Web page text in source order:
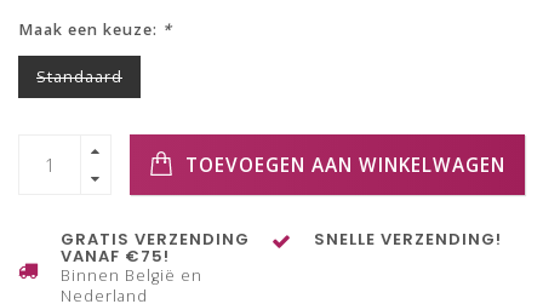
Maak een keuze: *
Standaard
TOEVOEGEN AAN WINKELWAGEN
GRATIS VERZENDING
VANAF €75!
Binnen België en
Nederland
SNELLE VERZENDING!